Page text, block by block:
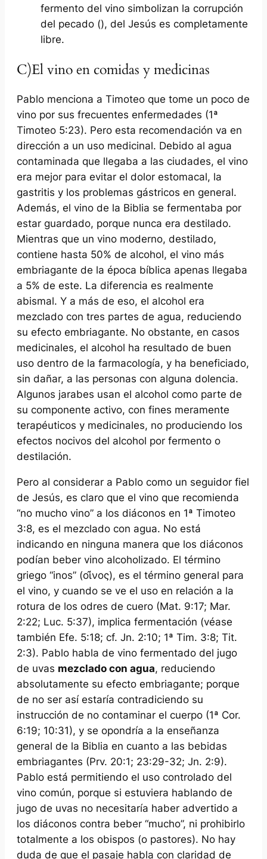
fermento del vino simbolizan la corrupción
del pecado (), del Jesús es completamente
libre.
C)El vino en comidas y medicinas
Pablo menciona a Timoteo que tome un poco de
vino por sus frecuentes enfermedades (1ª
Timoteo 5:23). Pero esta recomendación va en
dirección a un uso medicinal. Debido al agua
contaminada que llegaba a las ciudades, el vino
era mejor para evitar el dolor estomacal, la
gastritis y los problemas gástricos en general.
Además, el vino de la Biblia se fermentaba por
estar guardado, porque nunca era destilado.
Mientras que un vino moderno, destilado,
contiene hasta 50% de alcohol, el vino más
embriagante de la época bíblica apenas llegaba
a 5% de este. La diferencia es realmente
abismal. Y a más de eso, el alcohol era
mezclado con tres partes de agua, reduciendo
su efecto embriagante. No obstante, en casos
medicinales, el alcohol ha resultado de buen
uso dentro de la farmacología, y ha beneficiado,
sin dañar, a las personas con alguna dolencia.
Algunos jarabes usan el alcohol como parte de
su componente activo, con fines meramente
terapéuticos y medicinales, no produciendo los
efectos nocivos del alcohol por fermento o
destilación.
Pero al considerar a Pablo como un seguidor fiel
de Jesús, es claro que el vino que recomienda
“no mucho vino” a los diáconos en 1ª Timoteo
3:8, es el mezclado con agua. No está
indicando en ninguna manera que los diáconos
podían beber vino alcoholizado. El término
griego “inos” (οἰ̂νος), es el término general para
el vino, y cuando se ve el uso en relación a la
rotura de los odres de cuero (Mat. 9:17; Mar.
2:22; Luc. 5:37), implica fermentación (véase
también Efe. 5:18; cf. Jn. 2:10; 1ª Tim. 3:8; Tit.
2:3). Pablo habla de vino fermentado del jugo
de uvas mezclado con agua, reduciendo
absolutamente su efecto embriagante; porque
de no ser así estaría contradiciendo su
instrucción de no contaminar el cuerpo (1ª Cor.
6:19; 10:31), y se opondría a la enseñanza
general de la Biblia en cuanto a las bebidas
embriagantes (Prv. 20:1; 23:29-32; Jn. 2:9).
Pablo está permitiendo el uso controlado del
vino común, porque si estuviera hablando de
jugo de uvas no necesitaría haber advertido a
los diáconos contra beber “mucho”, ni prohibirlo
totalmente a los obispos (o pastores). No hay
duda de que el pasaje habla con claridad de